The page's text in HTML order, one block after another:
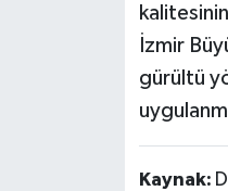
İzmir
gürültü
Kaynak: